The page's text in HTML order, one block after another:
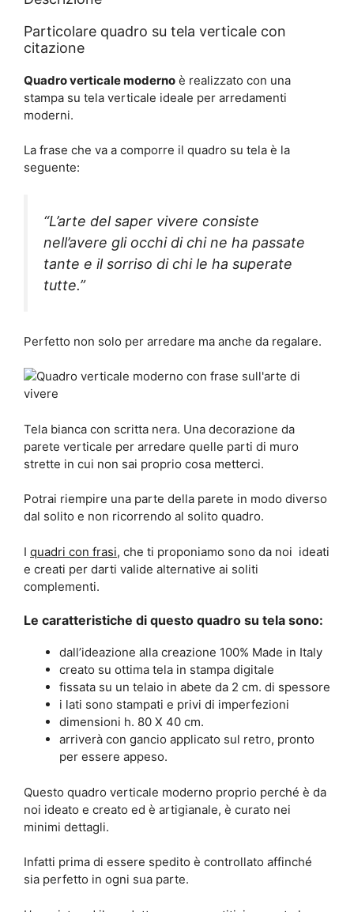
Particolare quadro su tela verticale con
citazione
Quadro verticale moderno è realizzato con una
stampa su tela verticale ideale per arredamenti
moderni.
La frase che va a comporre il quadro su tela è la
seguente:
“L’arte del saper vivere consiste
nell’avere gli occhi di chi ne ha passate
tante e il sorriso di chi le ha superate
tutte.”
Perfetto non solo per arredare ma anche da regalare.
Tela bianca con scritta nera. Una decorazione da
parete verticale per arredare quelle parti di muro
strette in cui non sai proprio cosa metterci.
Potrai riempire una parte della parete in modo diverso
dal solito e non ricorrendo al solito quadro.
I quadri con frasi, che ti proponiamo sono da noi ideati
e creati per darti valide alternative ai soliti
complementi.
Le caratteristiche di questo quadro su tela sono:
dall’ideazione alla creazione 100% Made in Italy
creato su ottima tela in stampa digitale
fissata su un telaio in abete da 2 cm. di spessore
i lati sono stampati e privi di imperfezioni
dimensioni h. 80 X 40 cm.
arriverà con gancio applicato sul retro, pronto
per essere appeso.
Questo quadro verticale moderno proprio perché è da
noi ideato e creato ed è artigianale, è curato nei
minimi dettagli.
Infatti prima di essere spedito è controllato affinché
sia perfetto in ogni sua parte.